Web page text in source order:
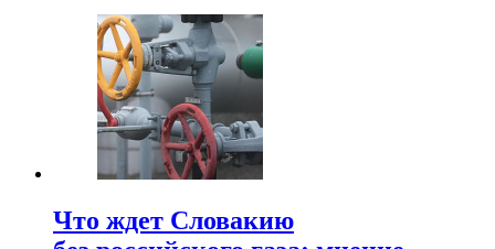
Что ждет Словакию